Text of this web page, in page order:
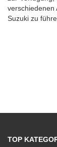
verschiedenen
Suzuki zu
TOP